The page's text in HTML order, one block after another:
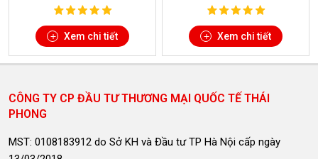
Xem chi tiết Xem chi tiết
CÔNG TY CP ĐẦU TƯ THƯƠNG MẠI QUỐC TẾ THÁI
PHONG
MST: 0108183912 do Sở KH và Đầu tư TP Hà Nội cấp ngày